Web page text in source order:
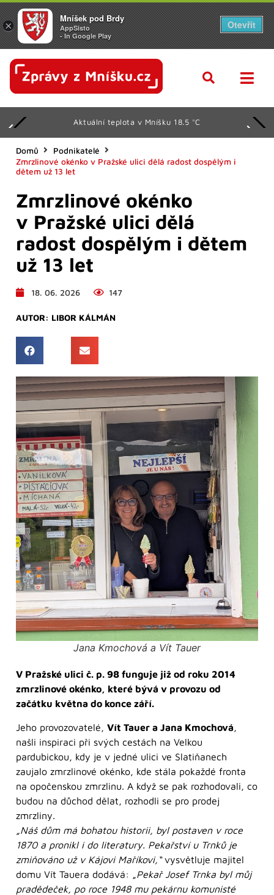
Aktuální teplota v Mníšku 18.5 °C
Domů
Podnikatelé
Zmrzlinové okénko v Pražské ulici dělá radost dospělým i
dětem už 13 let
Zmrzlinové okénko
v Pražské ulici dělá
radost dospělým i dětem
už 13 let
18. 06. 2026 147
AUTOR: LIBOR KÁLMÁN
Jana Kmochová a Vít Tauer
V Pražské ulici č. p. 98 funguje již od roku 2014
zmrzlinové okénko, které bývá v provozu od
začátku května do konce září.
Jeho provozovatelé, Vít Tauer a Jana Kmochová,
našli inspiraci při svých cestách na Velkou
pardubickou, kdy je v jedné ulici ve Slatiňanech
zaujalo zmrzlinové okénko, kde stála pokaždé fronta
na opočenskou zmrzlinu. A když se pak rozhodovali, co
budou na důchod dělat, rozhodli se pro prodej
zmrzliny.
„Náš dům má bohatou historii, byl postaven v roce
1870 a pronikl i do literatury. Pekařství u Trnků je
zmiňováno už v Kájovi Maříkovi,“vysvětluje majitel
domu Vít Tauera dodává: „Pekař Josef Trnka byl můj
pradědeček, po roce 1948 mu pekárnu komunisté
×
Mníšek pod Brdy
AppSisto
- In Google Play
Otevřít